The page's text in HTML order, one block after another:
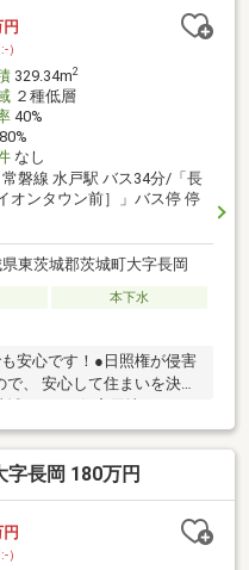
）
329.34m2
２種低層
40%
なし
常磐線 水戸駅 バス34分/「長
ンタウン前］」バス停 停
東茨城郡茨城町大字長岡
本下水
安心です！●日照権が侵害
を決め
めです！
長岡 180万円
）